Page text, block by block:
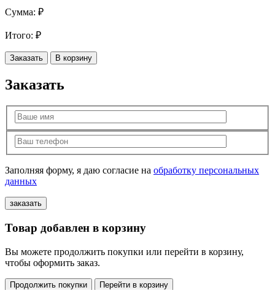
Сумма: ₽
Итого: ₽
Заказать В корзину
Заказать
Заполняя форму, я даю согласие на обработку персональных
данных
Товар добавлен в корзину
Вы можете продолжить покупки или перейти в корзину,
чтобы оформить заказ.
Продолжить покупки Перейти в корзину